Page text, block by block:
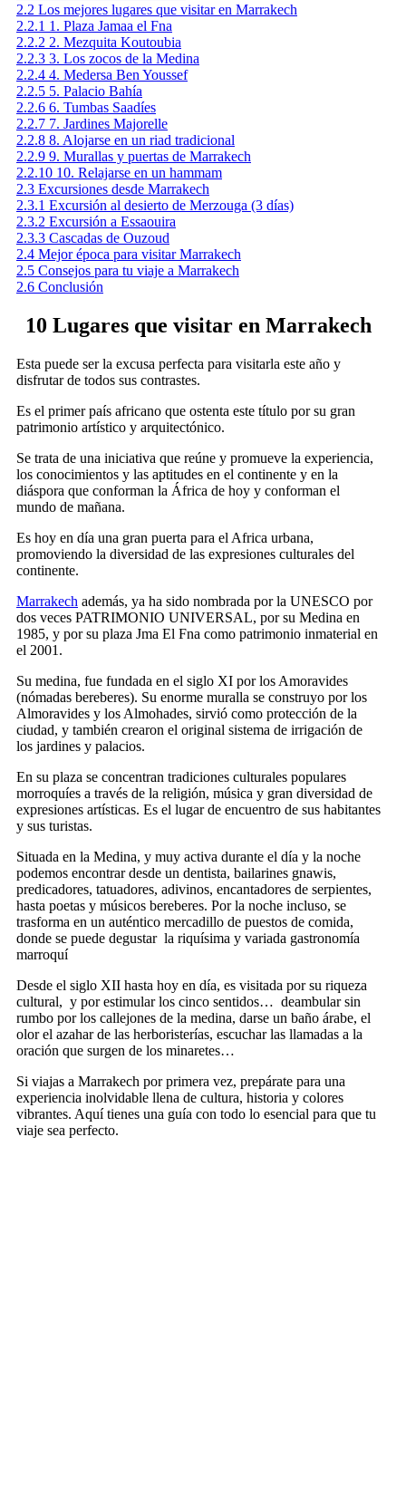
2.2 Los mejores lugares que visitar en Marrakech
2.2.1 1. Plaza Jamaa el Fna
2.2.2 2. Mezquita Koutoubia
2.2.3 3. Los zocos de la Medina
2.2.4 4. Medersa Ben Youssef
2.2.5 5. Palacio Bahía
2.2.6 6. Tumbas Saadíes
2.2.7 7. Jardines Majorelle
2.2.8 8. Alojarse en un riad tradicional
2.2.9 9. Murallas y puertas de Marrakech
2.2.10 10. Relajarse en un hammam
2.3 Excursiones desde Marrakech
2.3.1 Excursión al desierto de Merzouga (3 días)
2.3.2 Excursión a Essaouira
2.3.3 Cascadas de Ouzoud
2.4 Mejor época para visitar Marrakech
2.5 Consejos para tu viaje a Marrakech
2.6 Conclusión
10 Lugares que visitar en Marrakech
Esta puede ser la excusa perfecta para visitarla este año y
disfrutar de todos sus contrastes.
Es el primer país africano que ostenta este título por su gran
patrimonio artístico y arquitectónico.
Se trata de una iniciativa que reúne y promueve la experiencia,
los conocimientos y las aptitudes en el continente y en la
diáspora que conforman la África de hoy y conforman el
mundo de mañana.
Es hoy en día una gran puerta para el Africa urbana,
promoviendo la diversidad de las expresiones culturales del
continente.
Marrakech además, ya ha sido nombrada por la UNESCO por
dos veces PATRIMONIO UNIVERSAL, por su Medina en
1985, y por su plaza Jma El Fna como patrimonio inmaterial en
el 2001.
Su medina, fue fundada en el siglo XI por los Amoravides
(nómadas bereberes). Su enorme muralla se construyo por los
Almoravides y los Almohades, sirvió como protección de la
ciudad, y también crearon el original sistema de irrigación de
los jardines y palacios.
En su plaza se concentran tradiciones culturales populares
morroquíes a través de la religión, música y gran diversidad de
expresiones artísticas. Es el lugar de encuentro de sus habitantes
y sus turistas.
Situada en la Medina, y muy activa durante el día y la noche
podemos encontrar desde un dentista, bailarines gnawis,
predicadores, tatuadores, adivinos, encantadores de serpientes,
hasta poetas y músicos bereberes. Por la noche incluso, se
trasforma en un auténtico mercadillo de puestos de comida,
donde se puede degustar la riquísima y variada gastronomía
marroquí
Desde el siglo XII hasta hoy en día, es visitada por su riqueza
cultural, y por estimular los cinco sentidos… deambular sin
rumbo por los callejones de la medina, darse un baño árabe, el
olor el azahar de las herboristerías, escuchar las llamadas a la
oración que surgen de los minaretes…
Si viajas a Marrakech por primera vez, prepárate para una
experiencia inolvidable llena de cultura, historia y colores
vibrantes. Aquí tienes una guía con todo lo esencial para que tu
viaje sea perfecto.